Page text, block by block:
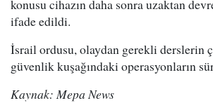
konusu cihazın daha sonra uzaktan devre
ifade edildi.
İsrail ordusu, olaydan gerekli derslerin
güvenlik kuşağındaki operasyonların
Kaynak: Mepa News